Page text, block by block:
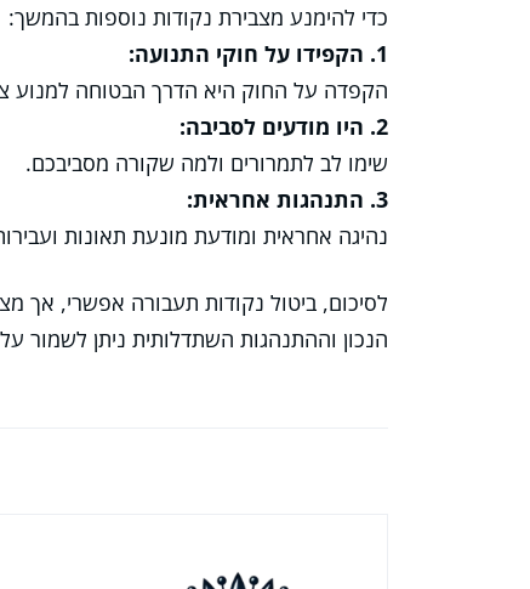
כדי להימנע מצבירת נקודות נוספות בהמשך:
1. הקפידו על חוקי התנועה:
הקפדה על החוק היא הדרך הבטוחה למנוע
2. היו מודעים לסביבה:
שימו לב לתמרורים ולמה שקורה מסביבכם.
3. התנהגות אחראית:
נהיגה אחראית ומודעת מונעת תאונות
לסיכום, ביטול נקודות תעבורה אפשרי, אך
הנכון וההתנהגות השתדלותית ניתן לשמור